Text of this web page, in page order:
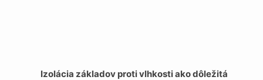
Izolácia základov proti vlhkosti ako dôležitá